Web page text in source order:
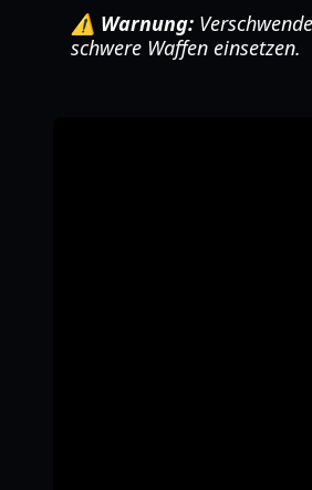
⚠️ Warnung:
schwere Waffen einsetzen.